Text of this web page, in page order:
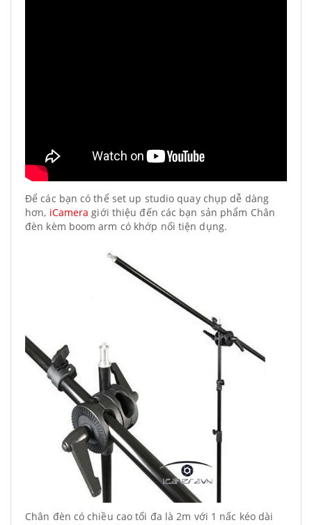
Để các bạn có thể set up studio quay chụp dễ dàng
hơn, iCamera giới thiệu đến các bạn sản phẩm Chân
đèn kèm boom arm có khớp nối tiện dụng.
Chân đèn có chiều cao tối đa là 2m với 1 nấc kéo dài